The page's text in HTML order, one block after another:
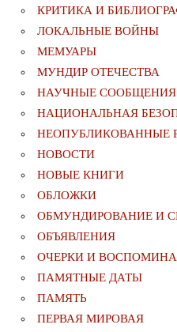
КРИТИКА И
ЛОКАЛЬНЫЕ ВОЙНЫ
МЕМУАРЫ
МУНДИР ОТЕЧЕСТВА
НАУЧНЫЕ
НАЦИОНАЛЬНАЯ
НЕОПУБЛИКОВАННЫЕ
НОВОСТИ
НОВЫЕ КНИГИ
ОБЛОЖКИ
ОБМУНДИРОВАНИЕ И
ОБЪЯВЛЕНИЯ
ОЧЕРКИ И
ПАМЯТНЫЕ ДАТЫ
ПАМЯТЬ
ПЕРВАЯ МИРОВАЯ